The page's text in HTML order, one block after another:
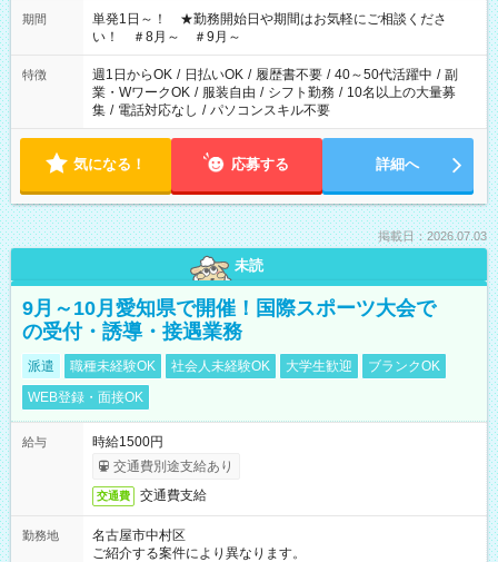
期間
単発1日～！ ★勤務開始日や期間はお気軽にご相談くださ
い！ ＃8月～ ＃9月～
特徴 週1日からOK / 日払いOK / 履歴書不要 / 40～50代活躍中 / 副
業・WワークOK / 服装自由 / シフト勤務 / 10名以上の大量募
集 / 電話対応なし / パソコンスキル不要
気になる！ 応募する 詳細へ
掲載日：2026.07.03
未読
9月～10月愛知県で開催！国際スポーツ大会で
の受付・誘導・接遇業務
派遣 職種未経験OK 社会人未経験OK 大学生歓迎
ブランクOK
WEB登録・面接OK
給与
時給1500円
交通費別途支給あり
交通費 交通費支給
勤務地
名古屋市中村区
ご紹介する案件により異なります。